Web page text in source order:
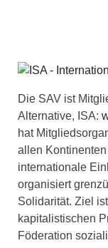
Die SAV ist
Alternative, ISA:
hat
allen
internationale
organisiert
Solidarität. Ziel
kapitalistischen
Föderation